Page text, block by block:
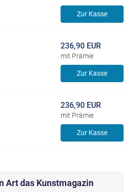
Zur Kasse
236,90 EUR
mit Prämie
Zur Kasse
236,90 EUR
mit Prämie
Zur Kasse
Art das Kunstmagazin